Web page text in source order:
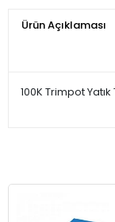
Ürün Açıklaması
100K Trimpot